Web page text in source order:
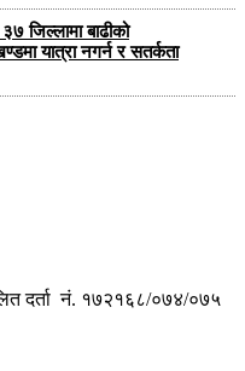
जिल्लामा बाढीको
यात्रा नगर्न र सतर्कता
दर्ता नं. १७२१६८/०७४/०७५